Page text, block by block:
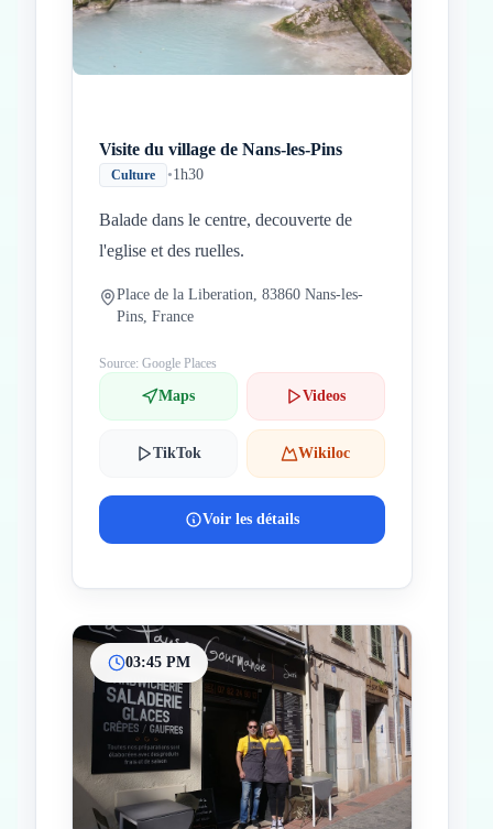
Visite du village de Nans-les-Pins
Culture •1h30
Balade dans le centre, decouverte de
l'eglise et des ruelles.
Place de la Liberation, 83860 Nans-les-
Pins, France
Source: Google Places
Maps Videos
TikTok Wikiloc
Voir les détails
03:45 PM